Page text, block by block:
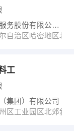
阳光恒昌物业服务股份有限公司哈密分公司
自治区哈密地区北
工
集团）有限公司
区工业园区北郊新